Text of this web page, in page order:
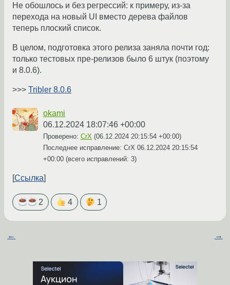
Не обошлось и без регрессий: к примеру, из-за
перехода на новый UI вместо дерева файлов
теперь плоский список.
В целом, подготовка этого релиза заняла почти год:
только тестовых пре-релизов было 6 штук (поэтому
и 8.0.6).
>>> Tribler 8.0.6
okami
06.12.2024 18:07:46 +00:00
Проверено: CrX (06.12.2024 20:15:54 +00:00)
Последнее исправление: CrX 06.12.2024 20:15:54
+00:00 (всего исправлений: 3)
Ссылка
2 4 1
← →